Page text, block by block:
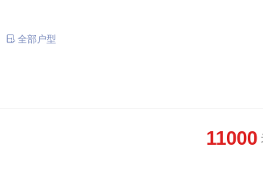
全部户型
11000